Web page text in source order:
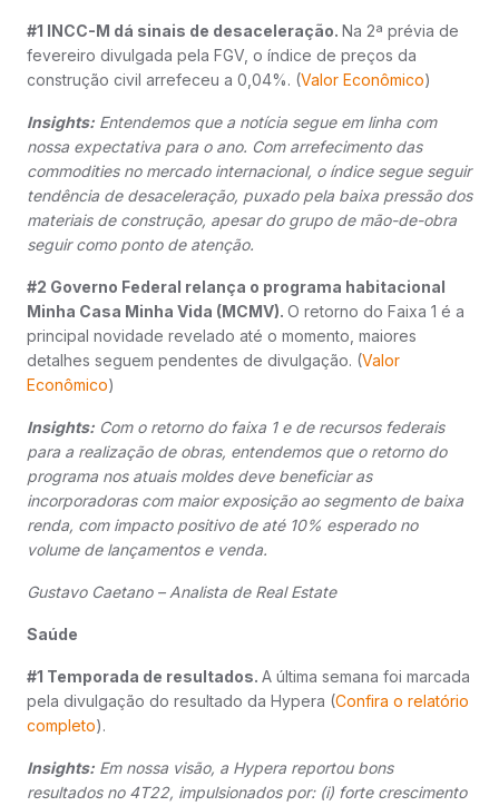
#1 INCC-M dá sinais de desaceleração. Na 2ª prévia de
fevereiro divulgada pela FGV, o índice de preços da
construção civil arrefeceu a 0,04%. (Valor Econômico)
Insights: Entendemos que a notícia segue em linha com
nossa expectativa para o ano. Com arrefecimento das
commodities no mercado internacional, o índice segue seguir
tendência de desaceleração, puxado pela baixa pressão dos
materiais de construção, apesar do grupo de mão-de-obra
seguir como ponto de atenção.
#2 Governo Federal relança o programa habitacional
Minha Casa Minha Vida (MCMV). O retorno do Faixa 1 é a
principal novidade revelado até o momento, maiores
detalhes seguem pendentes de divulgação. (Valor
Econômico)
Insights: Com o retorno do faixa 1 e de recursos federais
para a realização de obras, entendemos que o retorno do
programa nos atuais moldes deve beneficiar as
incorporadoras com maior exposição ao segmento de baixa
renda, com impacto positivo de até 10% esperado no
volume de lançamentos e venda.
Gustavo Caetano – Analista de Real Estate
Saúde
#1 Temporada de resultados. A última semana foi marcada
pela divulgação do resultado da Hypera (Confira o relatório
completo).
Insights: Em nossa visão, a Hypera reportou bons
resultados no 4T22, impulsionados por: (i) forte crescimento